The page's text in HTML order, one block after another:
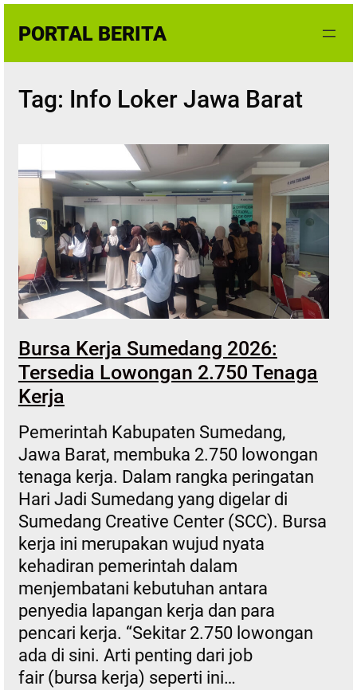
content
PORTAL BERITA
Tag: Info Loker Jawa Barat
Bursa Kerja Sumedang 2026:
Tersedia Lowongan 2.750 Tenaga
Kerja
Pemerintah Kabupaten Sumedang,
Jawa Barat, membuka 2.750 lowongan
tenaga kerja. Dalam rangka peringatan
Hari Jadi Sumedang yang digelar di
Sumedang Creative Center (SCC). Bursa
kerja ini merupakan wujud nyata
kehadiran pemerintah dalam
menjembatani kebutuhan antara
penyedia lapangan kerja dan para
pencari kerja. “Sekitar 2.750 lowongan
ada di sini. Arti penting dari job
fair (bursa kerja) seperti ini…